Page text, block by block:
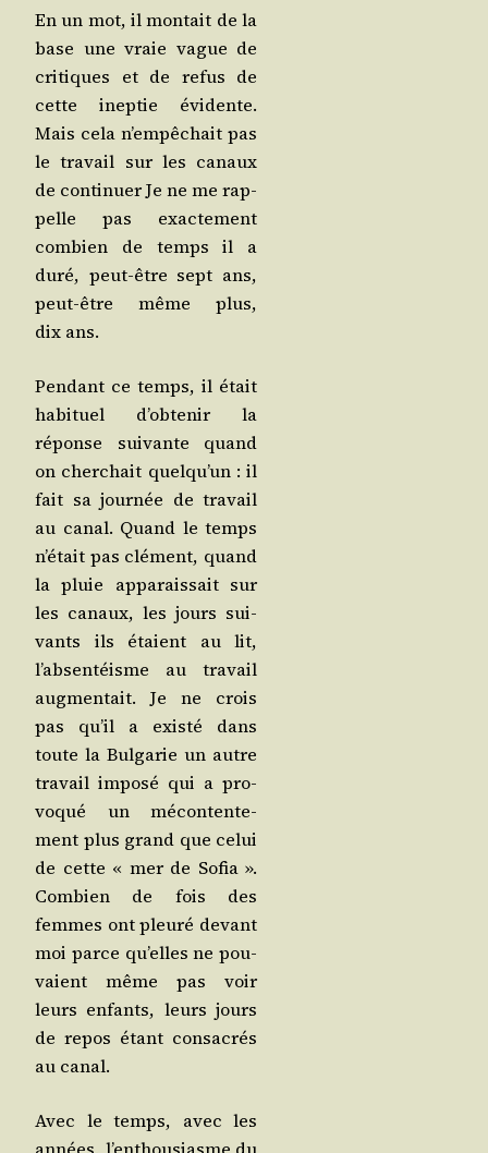
En un mot, il mon­tait de la
base une vraie vague de
cri­tiques et de refus de
cette inep­tie évi­dente.
Mais cela n’empêchait pas
le tra­vail sur les canaux
de conti­nuer Je ne me rap­
pelle pas exac­te­ment
com­bien de temps il a
duré, peut-être sept ans,
peut-être même plus,
dix ans.
Pen­dant ce temps, il était
habi­tuel d’ob­te­nir la
réponse sui­vante quand
on cher­chait quel­qu’un : il
fait sa jour­née de tra­vail
au canal. Quand le temps
n’é­tait pas clé­ment, quand
la pluie appa­rais­sait sur
les canaux, les jours sui­
vants ils étaient au lit,
l’ab­sen­téisme au tra­vail
aug­men­tait. Je ne crois
pas qu’il a exis­té dans
toute la Bul­ga­rie un autre
tra­vail impo­sé qui a pro­
vo­qué un mécon­ten­te­
ment plus grand que celui
de cette « mer de Sofia ».
Com­bien de fois des
femmes ont pleu­ré devant
moi parce qu’elles ne pou­
vaient même pas voir
leurs enfants, leurs jours
de repos étant consa­crés
au canal.
Avec le temps, avec les